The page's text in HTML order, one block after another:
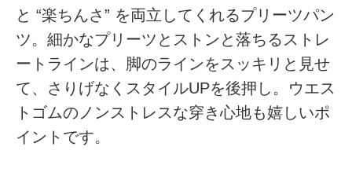
と “楽ちんさ” を両立してくれるプリーツパン
ツ。細かなプリーツとストンと落ちるストレ
ートラインは、脚のラインをスッキリと見せ
て、さりげなくスタイルUPを後押し。ウエス
トゴムのノンストレスな穿き心地も嬉しいポ
イントです。